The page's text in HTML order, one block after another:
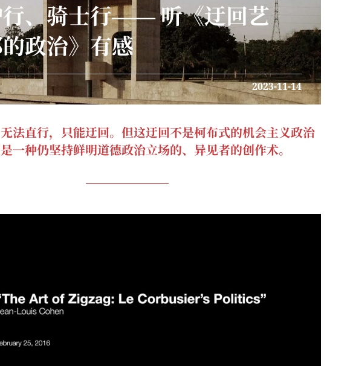
、骑士行—— 听《迂回艺
政治》有感
2023-11-14
法直行，只能迂回。但这迂回不是柯布式的机会主义政治
一种仍坚持鲜明道德政治立场的、异见者的创作术。